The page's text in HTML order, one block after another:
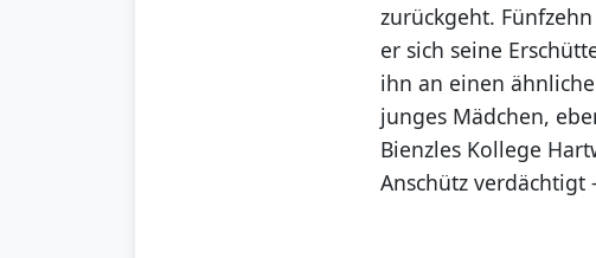
zurückgeht.
er sich seine
ihn an einen
junges Mädchen,
Bienzles Kollege
Anschütz verdächtigt